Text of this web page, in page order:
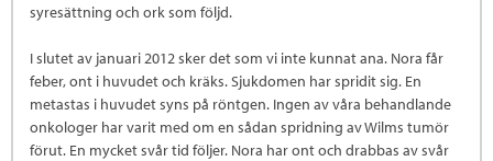
syresättning och ork som följd.
I slutet av januari 2012 sker det som vi inte kunnat ana. Nora får
feber, ont i huvudet och kräks. Sjukdomen har spridit sig. En
metastas i huvudet syns på röntgen. Ingen av våra behandlande
onkologer har varit med om en sådan spridning av Wilms tumör
förut. En mycket svår tid följer. Nora har ont och drabbas av svår